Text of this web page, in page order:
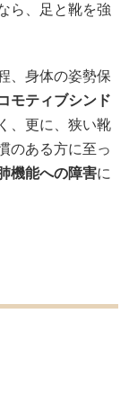
ら、足と靴を強
、身体の姿勢保
モティブシンド
、更に、狭い靴
のある方に至っ
機能への障害に